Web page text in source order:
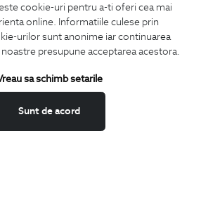
cookie-uri pentru a-ti oferi cea mai
online. Informatiile culese prin
urilor sunt anonime iar continuarea
presupune acceptarea acestora.
Sunt de acord
sa schimb setarile
CONCIERGE
Termeni si conditii
Schimburi si retur
ANPC